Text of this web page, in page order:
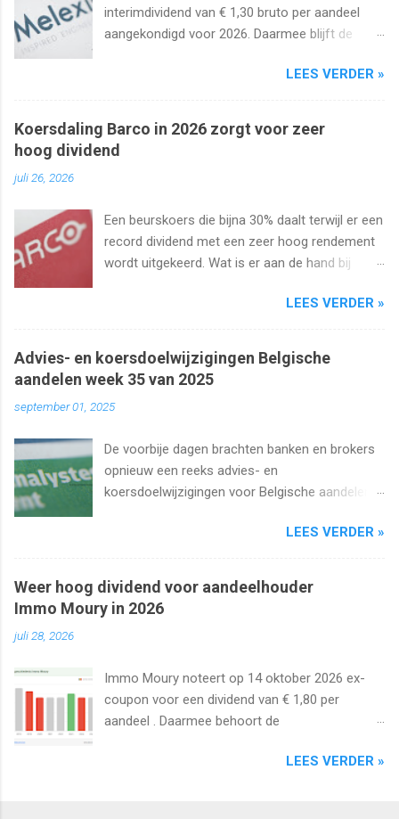
interimdividend van € 1,30 bruto per aandeel
aangekondigd voor 2026. Daarmee blijft de
LEES VERDER »
Koersdaling Barco in 2026 zorgt voor zeer
hoog dividend
juli 26, 2026
Een beurskoers die bijna 30% daalt terwijl er een
record dividend met een zeer hoog rendement
wordt uitgekeerd. Wat is er aan de hand bij
uiteraard het dividend. Kan dat wel zo hoog
LEES VERDER »
Advies- en koersdoelwijzigingen Belgische
aandelen week 35 van 2025
september 01, 2025
De voorbije dagen brachten banken en brokers
opnieuw een reeks advies- en
koersdoelwijzigingen voor Belgische aandelen.
augustus t/m 1 september 2025 met onder
Ackermans en Van de Velde .
LEES VERDER »
Weer hoog dividend voor aandeelhouder
Immo Moury in 2026
juli 28, 2026
Immo Moury noteert op 14 oktober 2026 ex-
coupon voor een dividend van € 1,80 per
aandeel . Daarmee behoort de
aandelen die dit jaar nog ex-coupon noteren.
LEES VERDER »